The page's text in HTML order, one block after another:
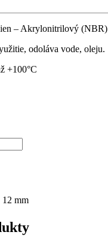
– Akrylonitrilový (NBR)
odoláva vode, oleju.
+100°C
12 mm